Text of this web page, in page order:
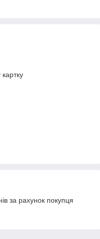
за рахунок покупця